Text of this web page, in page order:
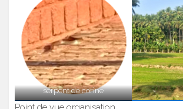
serpent de corine